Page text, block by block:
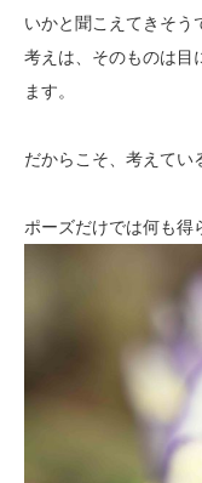
いかと聞こえてきそう
考えは、そのものは目
ます。
だからこそ、考えてい
ポーズだけでは何も得